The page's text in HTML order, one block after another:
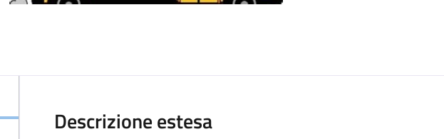
Descrizione estesa